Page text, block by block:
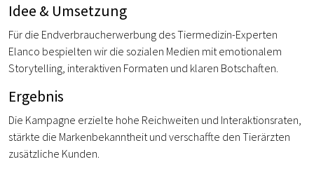
Idee & Umsetzung
Für die Endverbraucherwerbung des Tiermedizin-Experten
Elanco bespielten wir die sozialen Medien mit emotionalem
Storytelling, interaktiven Formaten und klaren Botschaften.
Ergebnis
Die Kampagne erzielte hohe Reichweiten und Interaktionsraten,
stärkte die Markenbekanntheit und verschaffte den Tierärzten
zusätzliche Kunden.